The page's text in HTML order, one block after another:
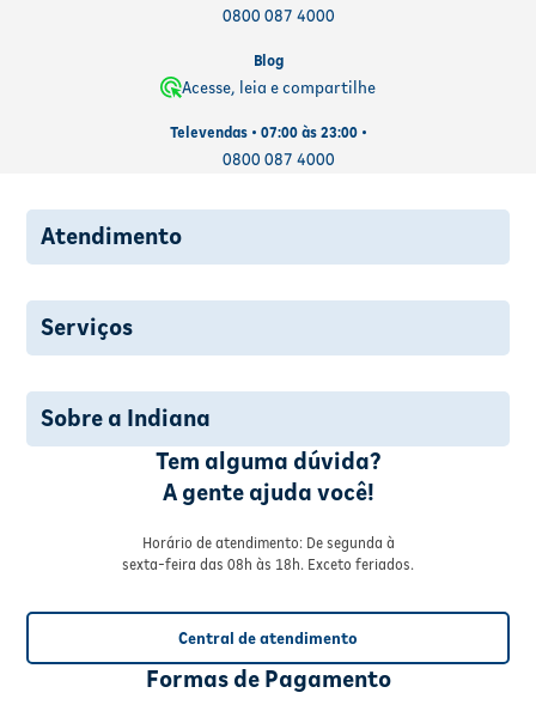
0800 087 4000
Blog
Acesse, leia e compartilhe
Televendas • 07:00 às 23:00 •
0800 087 4000
Atendimento
Serviços
Sobre a Indiana
Tem alguma dúvida?
A gente ajuda você!
Horário de atendimento: De segunda à
sexta-feira das 08h às 18h. Exceto feriados.
Central de atendimento
Formas de Pagamento